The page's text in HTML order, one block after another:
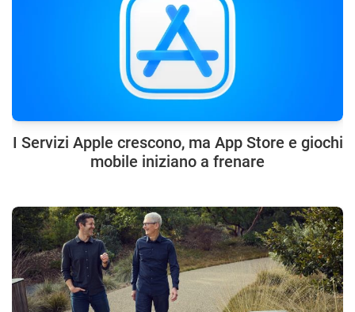
I Servizi Apple crescono, ma App Store e giochi
mobile iniziano a frenare